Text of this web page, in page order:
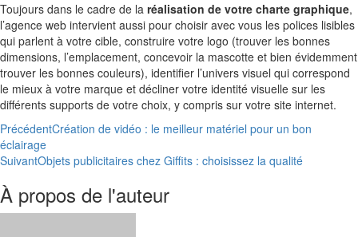
Toujours dans le cadre de la réalisation de votre charte graphique,
l’agence web intervient aussi pour choisir avec vous les polices lisibles
qui parlent à votre cible, construire votre logo (trouver les bonnes
dimensions, l’emplacement, concevoir la mascotte et bien évidemment
trouver les bonnes couleurs), identifier l’univers visuel qui correspond
le mieux à votre marque et décliner votre identité visuelle sur les
différents supports de votre choix, y compris sur votre site internet.
PrécédentCréation de vidéo : le meilleur matériel pour un bon
éclairage
SuivantObjets publicitaires chez Giffits : choisissez la qualité
À propos de l'auteur